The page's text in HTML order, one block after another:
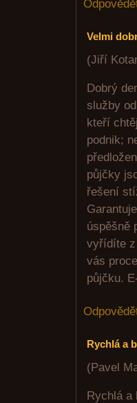
Velmi
(Jiří
Dobrý
služby
kteří
podnik;
půjčky
řešení
úspěšně
vyřídíte z
vás
půjčku.
Rychlá a
(Pavel
Rychlá a